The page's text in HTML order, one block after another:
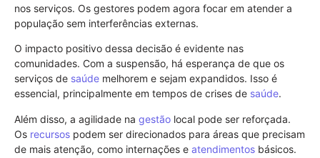
nos serviços. Os gestores podem agora focar em atender a
população sem interferências externas.
O impacto positivo dessa decisão é evidente nas
comunidades. Com a suspensão, há esperança de que os
serviços de saúde melhorem e sejam expandidos. Isso é
essencial, principalmente em tempos de crises de saúde.
Além disso, a agilidade na gestão local pode ser reforçada.
Os recursos podem ser direcionados para áreas que precisam
de mais atenção, como internações e atendimentos básicos.